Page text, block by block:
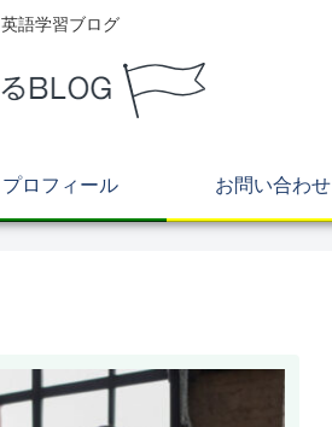
英語学習ブログ
プロフィール お問い合わせ